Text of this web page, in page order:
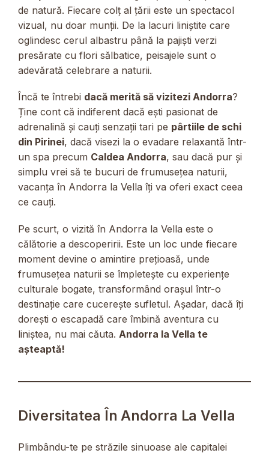
de natură. Fiecare colț al țării este un spectacol
vizual, nu doar munții. De la lacuri liniștite care
oglindesc cerul albastru până la pajiști verzi
presărate cu flori sălbatice, peisajele sunt o
adevărată celebrare a naturii.
Încă te întrebi dacă merită să vizitezi Andorra?
Ține cont că indiferent dacă ești pasionat de
adrenalină și cauți senzații tari pe pârtiile de schi
din Pirinei, dacă visezi la o evadare relaxantă într-
un spa precum Caldea Andorra, sau dacă pur și
simplu vrei să te bucuri de frumusețea naturii,
vacanța în Andorra la Vella îți va oferi exact ceea
ce cauți.
Pe scurt, o vizită în Andorra la Vella este o
călătorie a descoperirii. Este un loc unde fiecare
moment devine o amintire prețioasă, unde
frumusețea naturii se împletește cu experiențe
culturale bogate, transformând orașul într-o
destinație care cucerește sufletul. Așadar, dacă îți
dorești o escapadă care îmbină aventura cu
liniștea, nu mai căuta. Andorra la Vella te
așteaptă!
Diversitatea În Andorra La Vella
Plimbându-te pe străzile sinuoase ale capitalei